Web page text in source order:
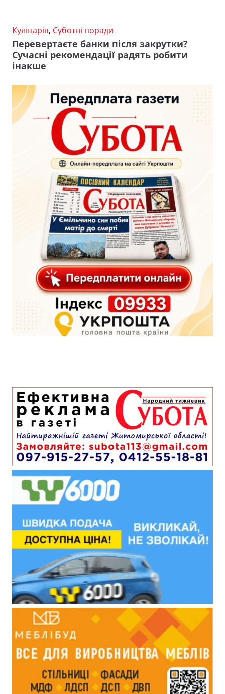
Кулінарія, Суботні поради
Перевертаєте банки після закрутки?
Сучасні рекомендації радять робити
інакше